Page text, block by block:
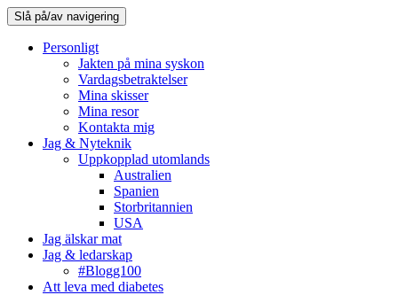
Slå på/av navigering
Personligt
Jakten på mina syskon
Vardagsbetraktelser
Mina skisser
Mina resor
Kontakta mig
Jag & Nyteknik
Uppkopplad utomlands
Australien
Spanien
Storbritannien
USA
Jag älskar mat
Jag & ledarskap
#Blogg100
Att leva med diabetes